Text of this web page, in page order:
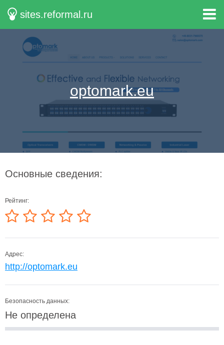
sites.reformal.ru
optomark.eu
Основные сведения:
Рейтинг:
Адрес:
http://optomark.eu
Безопасность данных:
Не определена